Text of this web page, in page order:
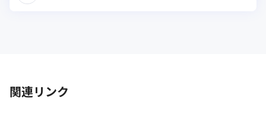
関連リンク